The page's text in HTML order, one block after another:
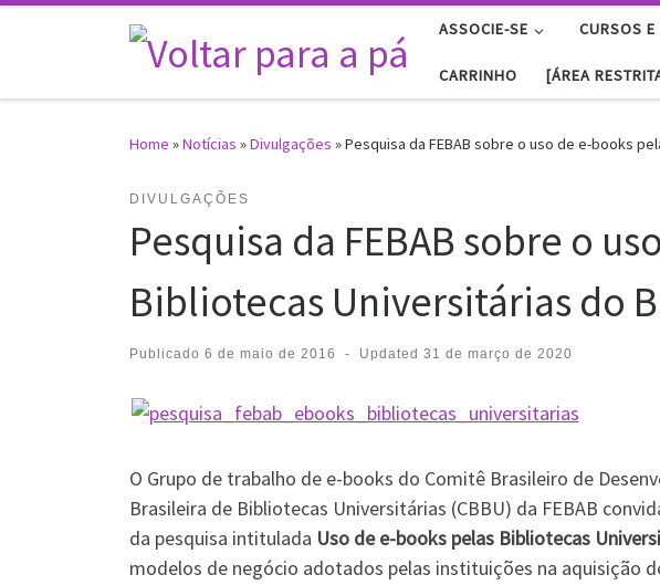
Skip to content ASSOCIE-SE CURSOS E
CARRINHO [ÁREA
Home »Notícias »Divulgações »Pesquisa da FEBAB sobre o uso de e-books
DIVULGAÇÕES
Pesquisa da FEBAB sobre o
Bibliotecas Universitárias do
Publicado 6 de maio de 2016 - Updated 31 de março de 2020
O Grupo de trabalho de e-books do Comitê Brasileiro de
Brasileira de Bibliotecas Universitárias (CBBU) da FEBAB
da pesquisa intitulada Uso de e-books pelas Bibliotecas
modelos de negócio adotados pelas instituições na aquisição